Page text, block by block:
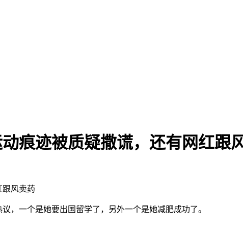
痕迹被质疑撒谎，还有网红跟
跟风卖药
，一个是她要出国留学了，另外一个是她减肥成功了。